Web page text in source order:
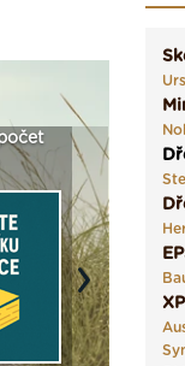
Seriál:
vše
Next